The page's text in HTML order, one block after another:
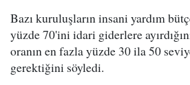
Bazı kuruluşların insani yardım
yüzde 70'ini idari giderlere
oranın en fazla yüzde 30 ila 50
gerektiğini söyledi.